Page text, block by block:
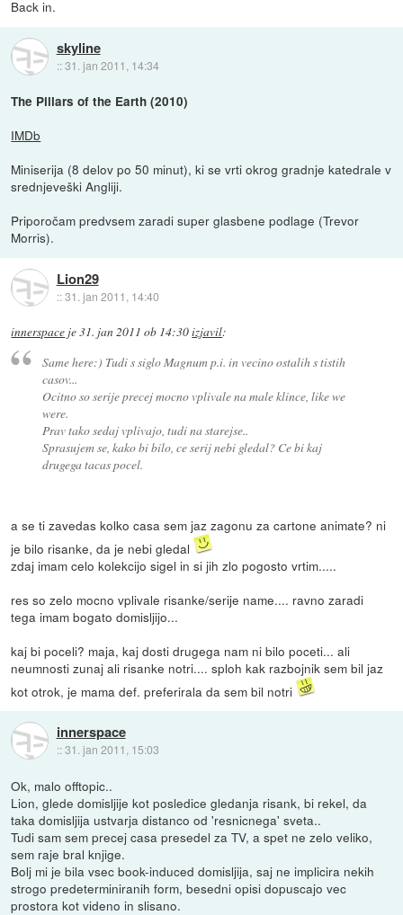
Back in.
skyline
::31. jan 2011, 14:34
The Pillars of the Earth (2010)
IMDb
Miniserija (8 delov po 50 minut), ki se vrti okrog gradnje katedrale v
srednjeveški Angliji.
Priporočam predvsem zaradi super glasbene podlage (Trevor
Morris).
Lion29
::31. jan 2011, 14:40
innerspace je31. jan 2011 ob 14:30izjavil:
Same here:) Tudi s siglo Magnum p.i. in vecino ostalih s tistih
casov...
Ocitno so serije precej mocno vplivale na male klince, like we
were.
Prav tako sedaj vplivajo, tudi na starejse..
Sprasujem se, kako bi bilo, ce serij nebi gledal? Ce bi kaj
drugega tacas pocel.
a se ti zavedas kolko casa sem jaz zagonu za cartone animate? ni
je bilo risanke, da je nebi gledal
zdaj imam celo kolekcijo sigel in si jih zlo pogosto vrtim.....
res so zelo mocno vplivale risanke/serije name.... ravno zaradi
tega imam bogato domisljijo...
kaj bi poceli? maja, kaj dosti drugega nam ni bilo poceti... ali
neumnosti zunaj ali risanke notri.... sploh kak razbojnik sem bil jaz
kot otrok, je mama def. preferirala da sem bil notri
innerspace
::31. jan 2011, 15:03
Ok, malo offtopic..
Lion, glede domisljije kot posledice gledanja risank, bi rekel, da
taka domisljija ustvarja distanco od 'resnicnega' sveta..
Tudi sam sem precej casa presedel za TV, a spet ne zelo veliko,
sem raje bral knjige.
Bolj mi je bila vsec book-induced domisljija, saj ne implicira nekih
strogo predeterminiranih form, besedni opisi dopuscajo vec
prostora kot videno in slisano.